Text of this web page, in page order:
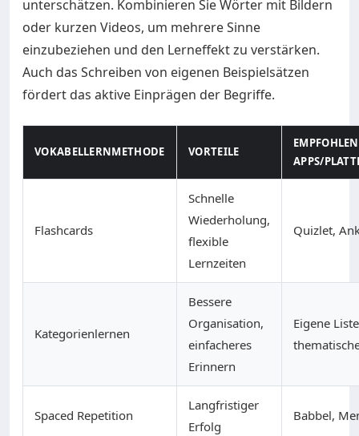
unterschätzen. Kombinieren Sie Wörter mit Bildern
oder kurzen Videos, um mehrere Sinne
einzubeziehen und den Lerneffekt zu verstärken.
Auch das Schreiben von eigenen Beispielsätzen
fördert das aktive Einprägen der Begriffe.
VOKABELLERNMETHODE VORTEILE
APPS/
Flashcards
Schnelle
Wiederholung,
flexible
Lernzeiten
Quizlet,
Kategorienlernen
Bessere
Organisation,
einfacheres
Erinnern
Eigene
Spaced Repetition
Langfristiger
Erfolg
Babbel,